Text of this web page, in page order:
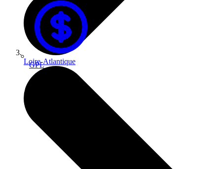
GPL
Loire-Atlantique